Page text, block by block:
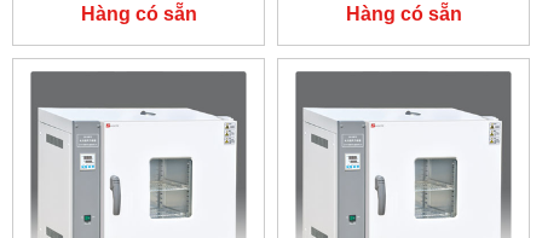
Hàng có sẵn Hàng có sẵn